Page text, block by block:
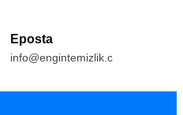
Eposta
info@engintemizlik.com